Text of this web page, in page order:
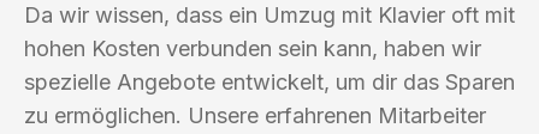
Da wir wissen, dass ein Umzug mit Klavier oft mit
hohen Kosten verbunden sein kann, haben wir
spezielle Angebote entwickelt, um dir das Sparen
zu ermöglichen. Unsere erfahrenen Mitarbeiter